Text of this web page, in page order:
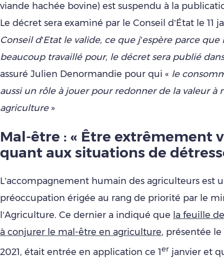
viande hachée bovine) est suspendu à la
Le décret sera examiné par le Conseil d’État le 11
Conseil d’Etat le valide, ce que j’espère parce que
beaucoup travaillé pour, le décret sera publié
assuré Julien Denormandie pour qui « le
aussi un rôle à jouer pour redonner de la valeur à
agriculture»
Mal-être : « Être extrêmement
quant aux situations de
L’accompagnement humain des agriculteurs est
préoccupation érigée au rang de priorité par le
l’Agriculture. Ce dernier a indiqué que la feuille
à conjurer le mal-être en agriculture, présentée
2021, était entrée en application ce 1er janvier et